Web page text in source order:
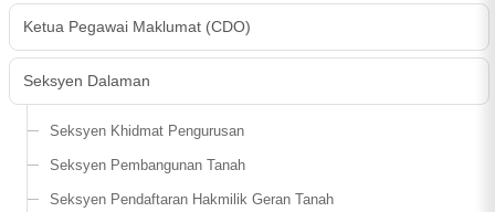
Ketua Pegawai Maklumat (CDO)
Seksyen Dalaman
Seksyen Khidmat Pengurusan
Seksyen Pembangunan Tanah
Seksyen Pendaftaran Hakmilik Geran Tanah